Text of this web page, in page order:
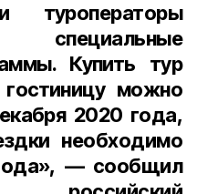
Купить тур
можно
2020 года,
необходимо
», — сообщил